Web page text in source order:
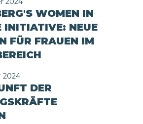
WOMEN IN
INITIATIVE: NEUE
FÜR FRAUEN IM
2024
DER